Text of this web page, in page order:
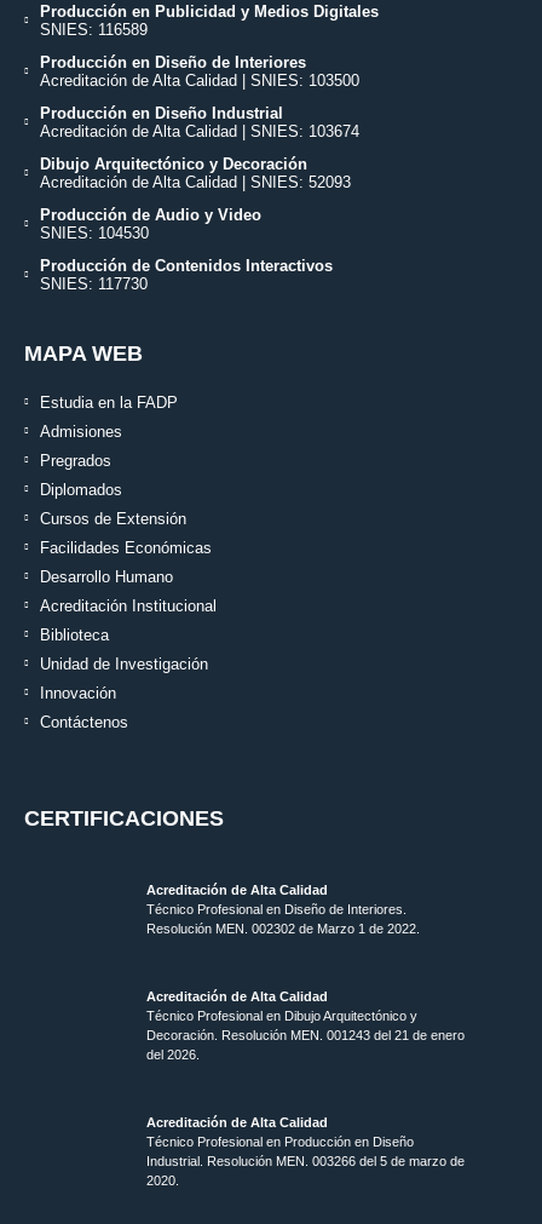
Producción en Publicidad y Medios Digitales
SNIES: 116589
Producción en Diseño de Interiores
Acreditación de Alta Calidad | SNIES: 103500
Producción en Diseño Industrial
Acreditación de Alta Calidad | SNIES: 103674
Dibujo Arquitectónico y Decoración
Acreditación de Alta Calidad | SNIES: 52093
Producción de Audio y Video
SNIES: 104530
Producción de Contenidos Interactivos
SNIES: 117730
MAPA WEB
Estudia en la FADP
Admisiones
Pregrados
Diplomados
Cursos de Extensión
Facilidades Económicas
Desarrollo Humano
Acreditación Institucional
Biblioteca
Unidad de Investigación
Innovación
Contáctenos
CERTIFICACIONES
Acreditación de Alta Calidad
Técnico Profesional en Diseño de Interiores.
Resolución MEN. 002302 de Marzo 1 de 2022.
Acreditación de Alta Calidad
Técnico Profesional en Dibujo Arquitectónico y
Decoración. Resolución MEN. 001243 del 21 de enero
del 2026.
Acreditación de Alta Calidad
Técnico Profesional en Producción en Diseño
Industrial. Resolución MEN. 003266 del 5 de marzo de
2020.